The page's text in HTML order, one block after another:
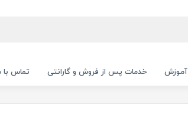
آموزش خدمات پس از فروش و گارانتی تماس با